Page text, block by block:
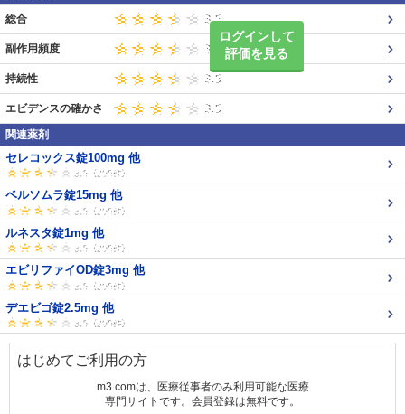
ログインして
評価を見る
総合
副作用頻度
持続性
エビデンスの確かさ
関連薬剤
セレコックス錠100mg 他
ベルソムラ錠15mg 他
ルネスタ錠1mg 他
エビリファイOD錠3mg 他
デエビゴ錠2.5mg 他
はじめてご利用の方
m3.comは、医療従事者のみ利用可能な医療
専門サイトです。会員登録は無料です。